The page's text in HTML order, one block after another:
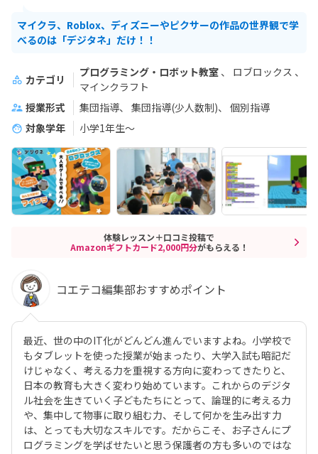
マイクラ、Roblox、ディズニーやピクサーの作品の世界観で学
べるのは「デジタネ」だけ！！
カテゴリ
プログラミング・ロボット教室
ロブロックス
マインクラフト
授業形式
集団指導 集団指導(少人数制)
個別指導
対象学年
小学1年生～
体験レッスン＋口コミ投稿で
Amazonギフトカード2,000円分がもらえる！
コエテコ編集部おすすめポイント
最近、世の中のIT化がどんどん進んでいますよね。小学校で
もタブレットを使った授業が始まったり、大学入試も暗記だ
けじゃなく、考える力を重視する方向に変わってきたりと、
日本の教育も大きく変わり始めています。これからのデジタ
ル社会を生きていく子どもたちにとって、論理的に考える力
や、集中して物事に取り組む力、そして何かを生み出す力
は、とっても大切なスキルです。だからこそ、お子さんにプ
ログラミングを学ばせたいと思う保護者の方も多いのではな